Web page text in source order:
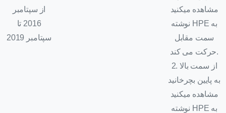
از سپتامبر
2016 تا
سپتامبر 2019
مشاهده میکنید
نوشته HPE به
سمت مقابل
حرکت می کند.
2. از سمت بالا
به پایین بچرخانید
مشاهده میکنید
نوشته HPE به